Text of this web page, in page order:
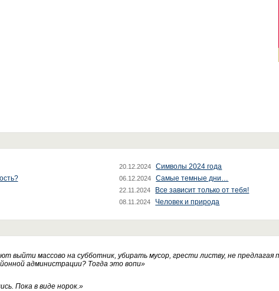
20.12.2024 Символы 2024 года
06.12.2024 Самые темные дни…
22.11.2024 Все зависит только от тебя!
08.11.2024 Человек и природа
выйти массово на субботник, убирать мусор, грести листву, не
администрации? Тогда это вопи»
Пока в виде норок.»